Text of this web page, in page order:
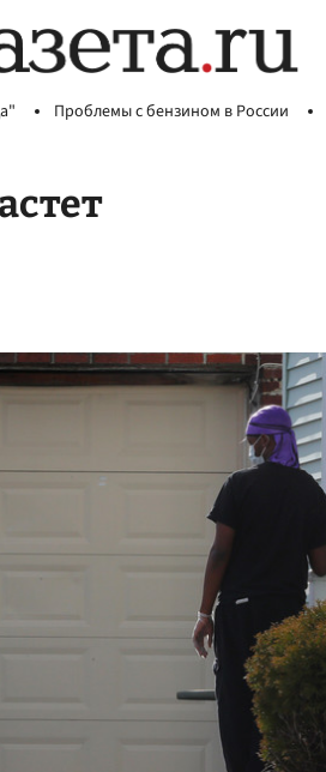
Проблемы с бензином в России